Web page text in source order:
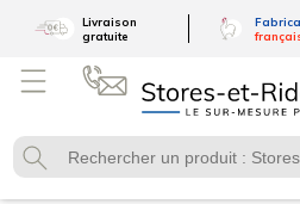
Livraison
gratuite